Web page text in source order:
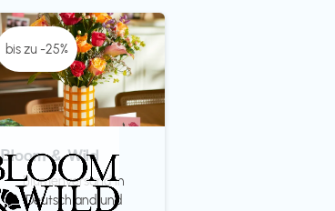
bis zu -25%
Bloom & Wild
Blumenversand in
Deutschland und